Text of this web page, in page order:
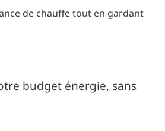
de chauffe tout en gardant
budget énergie, sans